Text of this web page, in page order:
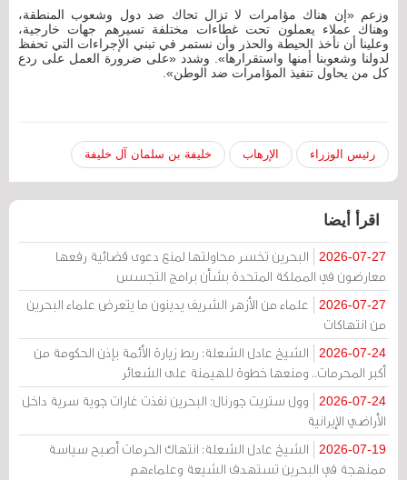
وزعم «إن هناك مؤامرات لا تزال تحاك ضد دول وشعوب المنطقة،
وهناك عملاء يعملون تحت غطاءات مختلفة تسيرهم جهات خارجية،
وعلينا أن نأخذ الحيطة والحذر وأن نستمر في تبني الإجراءات التي تحفظ
لدولنا وشعوبنا أمنها واستقرارها». وشدد «على ضرورة العمل على ردع
كل من يحاول تنفيذ المؤامرات ضد الوطن».
رئيس الوزراء الإرهاب خليفة بن سلمان آل خليفة
اقرأ أيضا
2026-07-27
البحرين تخسر محاولتها لمنع دعوى قضائية رفعها
معارضون في المملكة المتحدة بشأن برامج التجسس
2026-07-27
علماء من الأزهر الشريف يدينون ما يتعرض علماء البحرين
من انتهاكات
2026-07-24
الشيخ عادل الشعلة: ربط زيارة الأئمة بإذن الحكومة من
أكبر المحرمات.. ومنعها خطوة للهيمنة على الشعائر
2026-07-24
وول ستريت جورنال: البحرين نفذت غارات جوية سرية داخل
الأراضي الإيرانية
2026-07-19
الشيخ عادل الشعلة: انتهاك الحرمات أصبح سياسة
ممنهجة في البحرين تستهدف الشيعة وعلماءهم